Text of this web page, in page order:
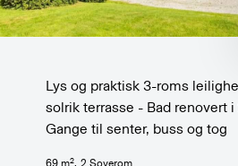
Lys og praktisk 3-roms
solrik terrasse - Bad renovert
Gange til senter, buss og tog
69 m2, 2 Soverom